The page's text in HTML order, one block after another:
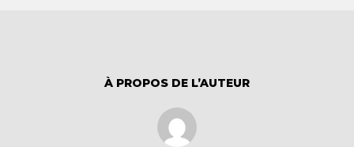
À PROPOS DE L’AUTEUR